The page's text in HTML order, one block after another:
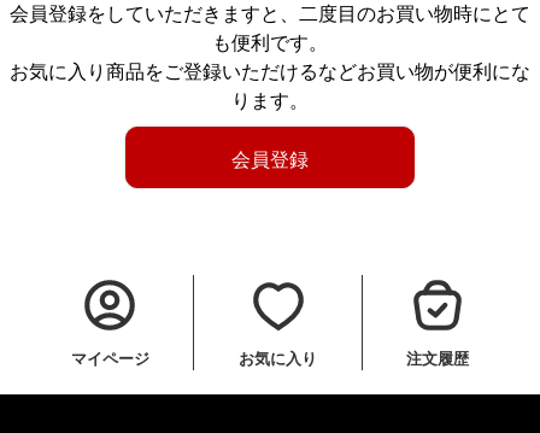
会員登録をしていただきますと、二度目のお買い物時にとて
も便利です。
お気に入り商品をご登録いただけるなどお買い物が便利にな
ります。
会員登録
マイページ お気に入り 注文履歴